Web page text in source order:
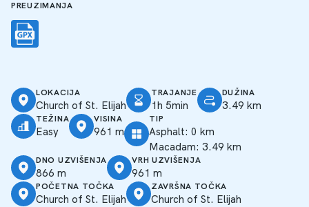
PREUZIMANJA
LOKACIJA
Church of St. Elijah
TRAJANJE
1h 5min
DUŽINA
3.49 km
TEŽINA
Easy
VISINA
961 m
TIP
Asphalt: 0 km
Macadam: 3.49 km
DNO UZVIŠENJA
866 m
VRH UZVIŠENJA
961 m
POČETNA TOČKA
Church of St. Elijah
ZAVRŠNA TOČKA
Church of St. Elijah